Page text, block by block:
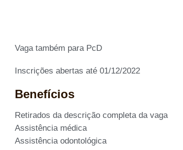
Vaga também para PcD
Inscrições abertas até 01/12/2022
Benefícios
Retirados da descrição completa da vaga
Assistência médica
Assistência odontológica